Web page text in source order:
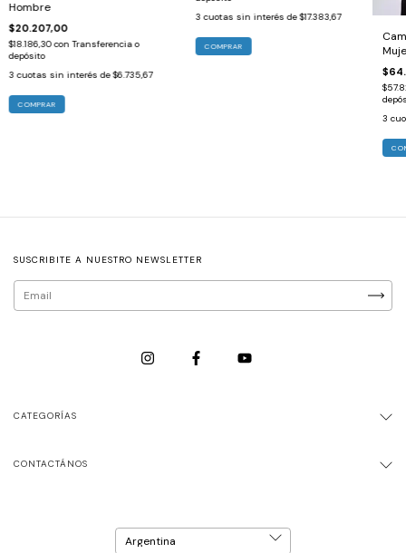
Hombre
$20.207,00
$18.186,30con Transferencia o
depósito
3 cuotas sin interés de$6.735,67
COMPRAR
3 cuotas sin interés de$17.383,67
COMPRAR
3
SUSCRIBITE A NUESTRO NEWSLETTER
CATEGORÍAS
CONTACTÁNOS